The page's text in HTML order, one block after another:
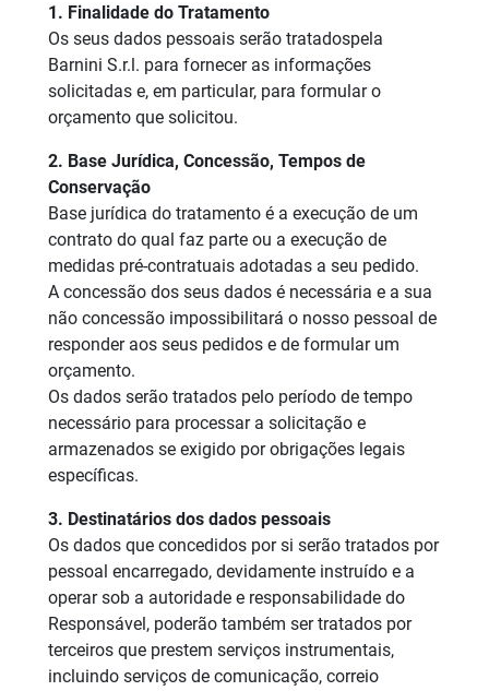
1. Finalidade do Tratamento
Os seus dados pessoais serão tratados​pela
Barnini S.r.l. para fornecer as informações
solicitadas e, em particular, para formular o
orçamento que solicitou.
2. Base Jurídica, Concessão, Tempos de
Conservação
Base jurídica do tratamento é a execução de um
contrato do qual faz parte ou a execução de
medidas pré-contratuais adotadas a seu pedido.
A concessão dos seus dados é necessária e a sua
não concessão impossibilitará o nosso pessoal de
responder aos seus pedidos e de formular um
orçamento.
Os dados serão tratados pelo período de tempo
necessário para processar a solicitação e
armazenados se exigido por obrigações legais
específicas.
3. Destinatários dos dados pessoais
Os dados que concedidos por si serão tratados por
pessoal encarregado, devidamente instruído e a
operar sob a autoridade e responsabilidade do
Responsável, poderão também ser tratados por
terceiros que prestem serviços instrumentais,
incluindo serviços de comunicação, correio